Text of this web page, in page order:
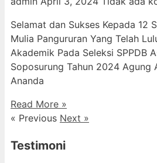
Selamat dan Sukses Kepada 12
Mulia Pangururan Yang Telah
Akademik Pada Seleksi SPPDB
Soposurung Tahun 2024 Agung
⁠Ananda
Read More »
« Previous Next »
Testimoni